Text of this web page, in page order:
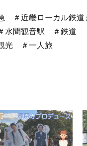
＃近畿ローカル鉄
水間観音駅 ＃鉄道
光 ＃一人旅